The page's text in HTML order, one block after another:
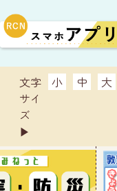
文字
サイ
ズ
▶︎
小 中 大